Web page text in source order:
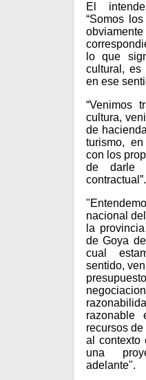
El
“Somos
lo que
cultural, es
en ese
“Venimos
cultura,
de
turismo,
con los
de darle
contractual”.
nacional
la
de Goya
cual
sentido,
recursos
al contexto
una
adelante".